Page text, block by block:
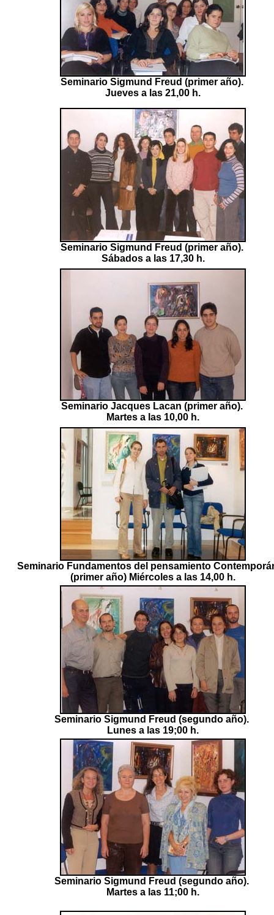
Seminario Sigmund Freud (primer año).
Jueves a las 21,00 h.
Seminario Sigmund Freud (primer año).
Sábados a las 17,30 h.
Seminario Jacques Lacan (primer año).
Martes a las 10,00 h.
Seminario Fundamentos del pensamiento
(primer año) Miércoles a las 14,00 h.
Seminario Sigmund Freud (segundo año).
Lunes a las 19;00 h.
Seminario Sigmund Freud (segundo año).
Martes a las 11;00 h.